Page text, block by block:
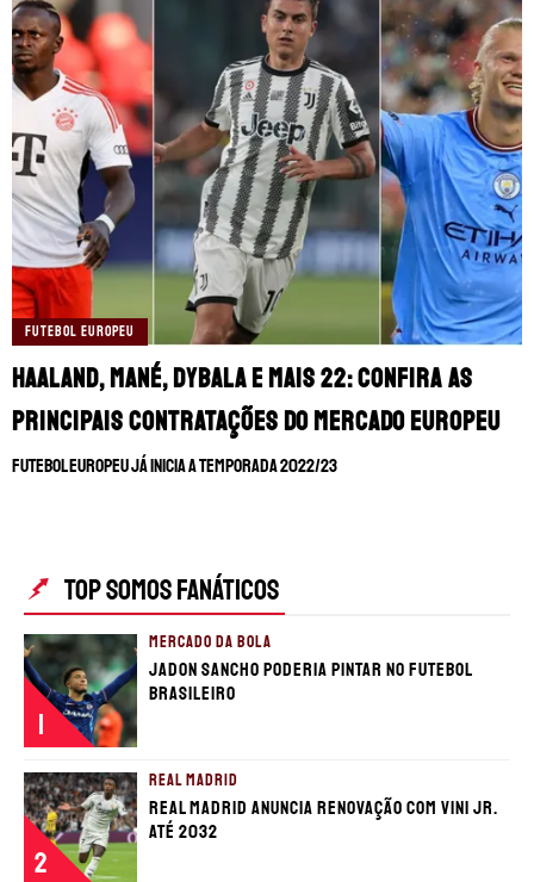
FUTEBOL EUROPEU
Haaland, Mané, Dybala e mais 22: Confira as
principais contratações do mercado europeu
Futebol europeu já inicia a temporada 2022/23
TOP SOMOS FANÁTICOS
1
MERCADO DA BOLA
Jadon Sancho poderia pintar no futebol
brasileiro
2
REAL MADRID
Real Madrid anuncia renovação com Vini Jr.
até 2032